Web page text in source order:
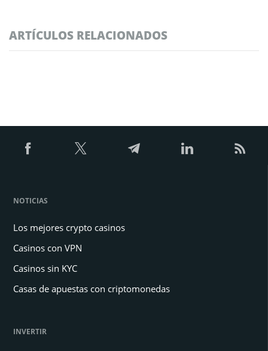
ARTÍCULOS RELACIONADOS
NOTICIAS
Los mejores crypto casinos
Casinos con VPN
Casinos sin KYC
Casas de apuestas con criptomonedas
INVERTIR